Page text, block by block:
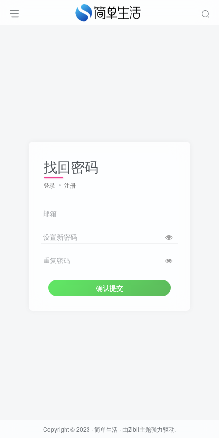
找回密码
登录 注册
邮箱
设置新密码
重复密码
确认提交
Copyright © 2023 · 简单生活 · 由Zibll主题强力驱动.